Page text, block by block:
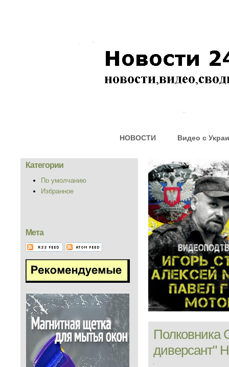
НОВОСТИ Видео с
Категории
По умолчанию
Избранное
Мета
Полковника
диверсант"